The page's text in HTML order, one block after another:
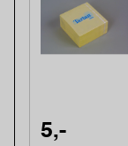
5,-